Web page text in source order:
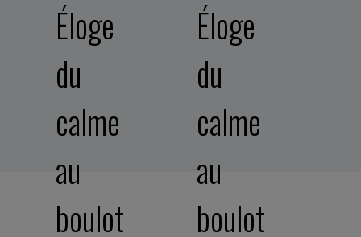
Éloge
du
calme
au
boulot
Éloge
du
calme
au
boulot